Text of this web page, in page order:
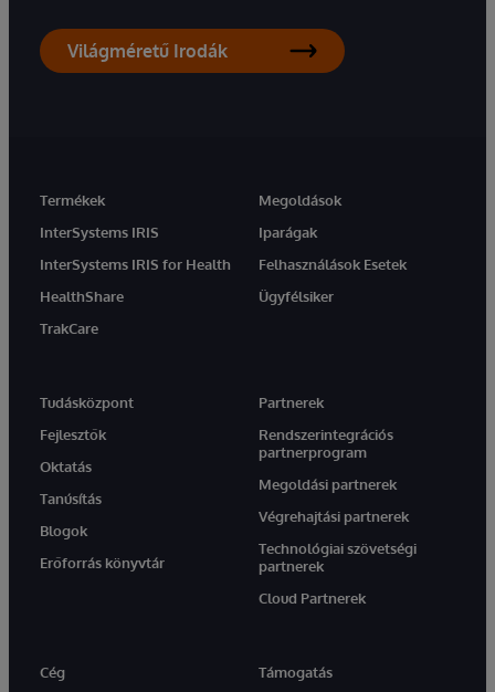
Világméretű Irodák
Termékek
InterSystems IRIS
InterSystems IRIS for Health
HealthShare
TrakCare
Megoldások
Iparágak
Felhasználások Esetek
Ügyfélsiker
Tudásközpont
Fejlesztők
Oktatás
Tanúsítás
Blogok
Erőforrás könyvtár
Partnerek
Rendszerintegrációs
partnerprogram
Megoldási partnerek
Végrehajtási partnerek
Technológiai szövetségi
partnerek
Cloud Partnerek
Cég Támogatás